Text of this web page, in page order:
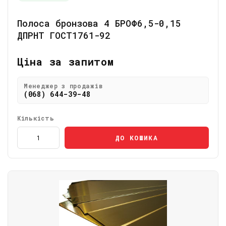
Полоса бронзова 4 БРОФ6,5-0,15
ДПРНТ ГОСТ1761-92
Ціна за запитом
Менеджер з продажів
(068) 644-39-48
Кількість
ДО КОШИКА